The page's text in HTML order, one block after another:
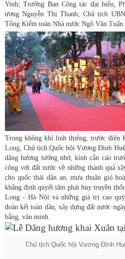
Vinh; Trưởng Ban Công tác đại biểu,
ương Nguyễn Thị Thanh; Chủ tịch
Tổng Kiểm toán Nhà nước Ngô Văn Tuấn.
Trong không khí linh thiêng, trước điện
Long, Chủ tịch Quốc hội Vương Đình
dâng hương tưởng nhớ, kính cẩn cáo
công với đất nước về những thành quả
cho quốc thái dân an, mưa thuận gió
khẳng định quyết tâm phát huy truyền
Long - Hà Nội và những giá trị cao
đoàn kết toàn dân, xây dựng đất nước
bằng, văn minh.
Chủ tịch Quốc hội Vương Đình